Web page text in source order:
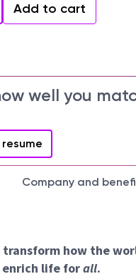
Add to cart
well you
Company and
transform how the
life forall.